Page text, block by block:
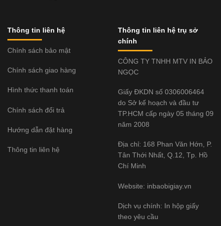
Thông tin liên hệ
Chính sách bảo mật
Chính sách giao hàng
Hình thức thanh toán
Chính sách đổi trả
Hướng dẫn đặt hàng
Thông tin liên hệ
Thông tin liên hệ trụ sở
chính
CÔNG TY TNHH MTV IN BẢO
NGỌC
Giấy ĐKDN số 0306006464
do Sở kế hoạch và đầu tư
TP.HCM cấp ngày 05 tháng 09
năm 2008
Địa chỉ: 168 Phan Văn Hớn, P.
Tân Thới Nhất, Q.12, Tp. Hồ
Chí Minh
Website: inbaobigiay.vn
Dịch vụ chính: In hộp giấy
theo yêu cầu